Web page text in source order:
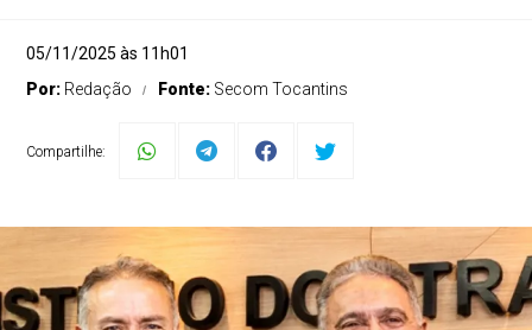
05/11/2025 às 11h01
Por: Redação Fonte: Secom Tocantins
Compartilhe: